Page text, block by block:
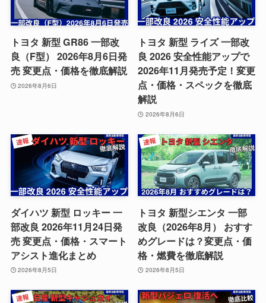
トヨタ 新型 GR86 一部改
良（F型） 2026年8月6日発
売 変更点・価格を徹底解説
2026年8月6日
トヨタ 新型 ライズ 一部改
良 2026 安全性能アップで
2026年11月発売予定！変更
点・価格・スペックを徹底
解説
2026年8月6日
ダイハツ 新型 ロッキー 一
部改良 2026年11月24日発
売 変更点・価格・スマート
アシスト進化まとめ
2026年8月5日
トヨタ 新型シエンタ 一部
改良（2026年8月） おすす
めグレードは？変更点・価
格・燃費を徹底解説
2026年8月5日